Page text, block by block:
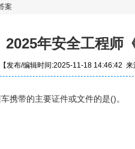
案
2025年安全工程师
【发布/编辑时间:2025-11-18 14:46:42
携带的主要证件或文件的是()。